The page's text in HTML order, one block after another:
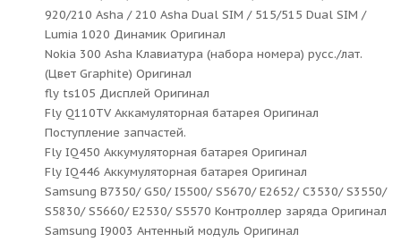
920/210 Asha / 210 Asha Dual SIM / 515/515 Dual SIM /
Lumia 1020 Динамик Оригинал
Nokia 300 Asha Клавиатура (набора номера) русс./лат.
(Цвет Graphite) Оригинал
fly ts105 Дисплей Оригинал
Fly Q110TV Аккамуляторная батарея Оригинал
Поступление запчастей.
Fly IQ450 Аккумуляторная батарея Оригинал
Fly IQ446 Аккумуляторная батарея Оригинал
Samsung B7350/ G50/ I5500/ S5670/ E2652/ C3530/ S3550/
S5830/ S5660/ E2530/ S5570 Контроллер заряда Оригинал
Samsung I9003 Антенный модуль Оригинал